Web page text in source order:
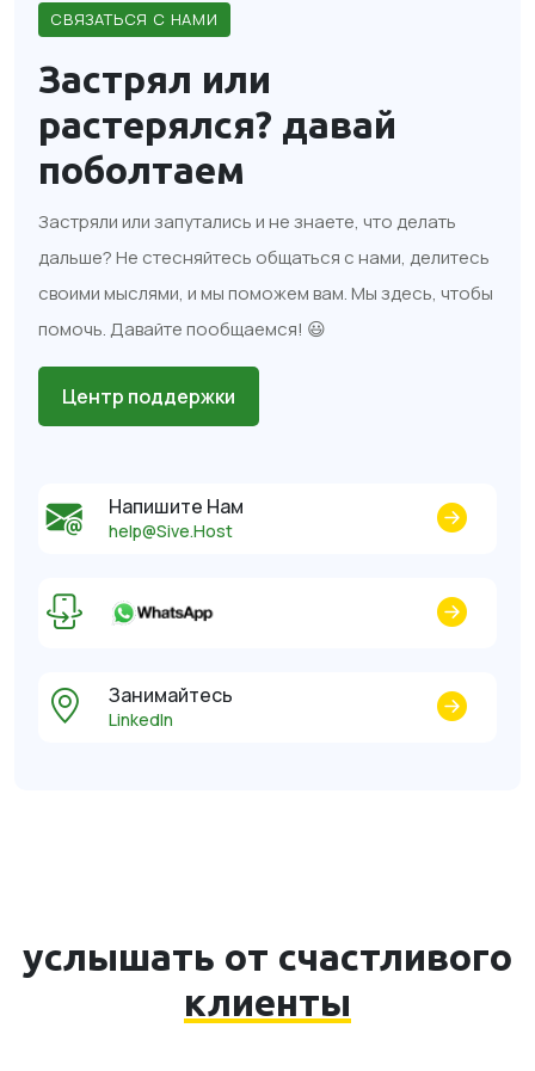
СВЯЗАТЬСЯ С НАМИ
Застрял или
растерялся? давай
поболтаем
Застряли или запутались и не знаете, что делать
дальше? Не стесняйтесь общаться с нами, делитесь
своими мыслями, и мы поможем вам. Мы здесь, чтобы
помочь. Давайте пообщаемся! 😃
Центр поддержки
Напишите Нам
help@Sive.Host
Занимайтесь
LinkedIn
услышать от счастливого
клиенты